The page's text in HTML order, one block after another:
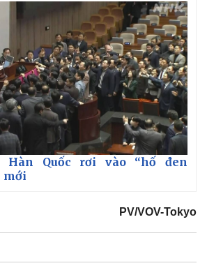
E-Magazine
Infographic
Hàn Quốc rơi vào “hố đen
mới
PV/VOV-Tokyo